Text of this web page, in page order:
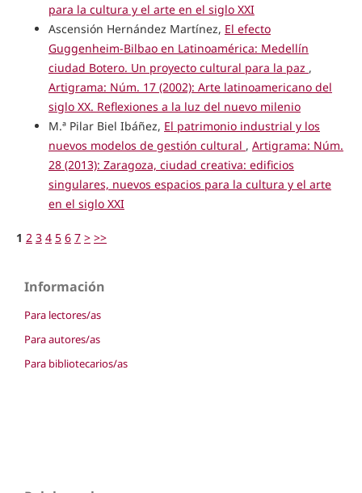
para la cultura y el arte en el siglo XXI
Ascensión Hernández Martínez, El efecto
Guggenheim-Bilbao en Latinoamérica: Medellín
ciudad Botero. Un proyecto cultural para la paz ,
Artigrama: Núm. 17 (2002): Arte latinoamericano del
siglo XX. Reflexiones a la luz del nuevo milenio
M.ª Pilar Biel Ibáñez, El patrimonio industrial y los
nuevos modelos de gestión cultural , Artigrama: Núm.
28 (2013): Zaragoza, ciudad creativa: edificios
singulares, nuevos espacios para la cultura y el arte
en el siglo XXI
1 2 3 4 5 6 7 > >>
Información
Para lectores/as
Para autores/as
Para bibliotecarios/as